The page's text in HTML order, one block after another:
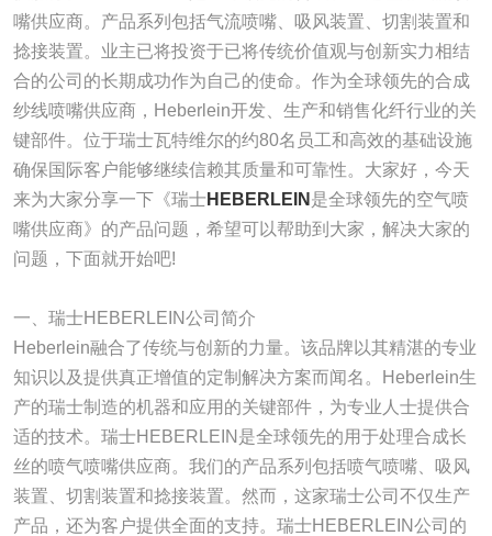
嘴供应商。产品系列包括气流喷嘴、吸风装置、切割装置和
捻接装置。业主已将投资于已将传统价值观与创新实力相结
合的公司的长期成功作为自己的使命。作为全球领先的合成
纱线喷嘴供应商，Heberlein开发、生产和销售化纤行业的关
键部件。位于瑞士瓦特维尔的约80名员工和高效的基础设施
确保国际客户能够继续信赖其质量和可靠性。大家好，今天
来为大家分享一下《瑞士HEBERLEIN 是全球领先的空气喷
嘴供应商》的产品问题，希望可以帮助到大家，解决大家的
问题，下面就开始吧!
一、瑞士HEBERLEIN公司简介
Heberlein融合了传统与创新的力量。该品牌以其精湛的专业
知识以及提供真正增值的定制解决方案而闻名。Heberlein生
产的瑞士制造的机器和应用的关键部件，为专业人士提供合
适的技术。瑞士HEBERLEIN是全球领先的用于处理合成长
丝的喷气喷嘴供应商。我们的产品系列包括喷气喷嘴、吸风
装置、切割装置和捻接装置。然而，这家瑞士公司不仅生产
产品，还为客户提供全面的支持。瑞士HEBERLEIN公司的